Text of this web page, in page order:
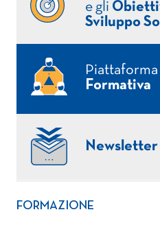
e gli
Sviluppo
Piattaforma
Formativa
Newsletter
FORMAZIONE